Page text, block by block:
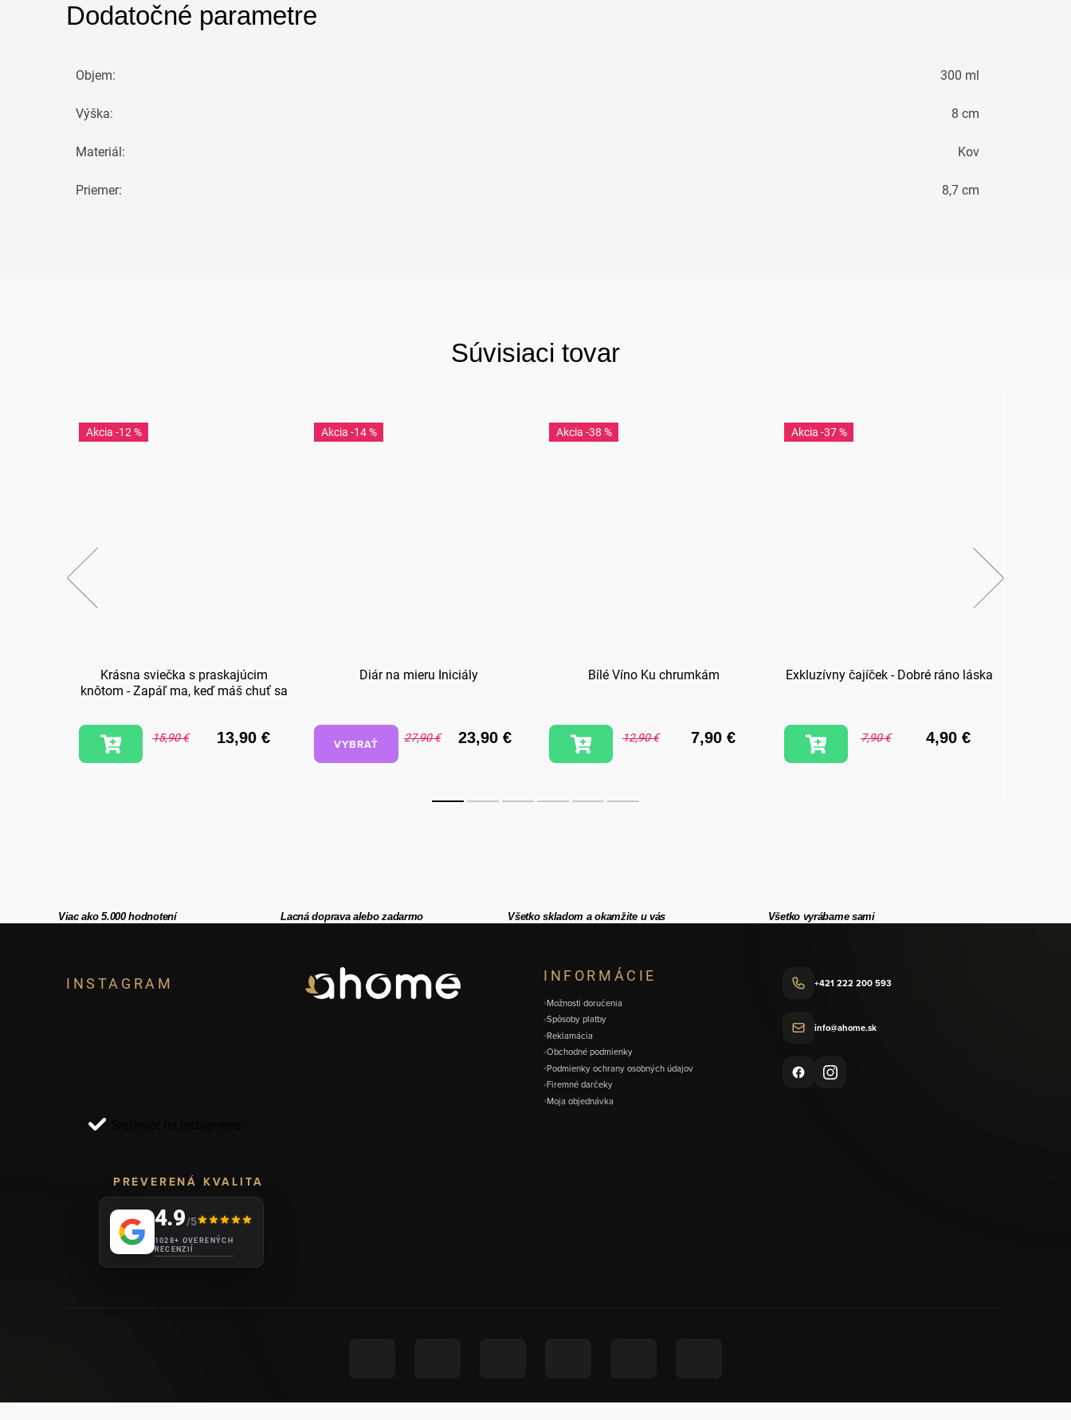
Dodatočné parametre
Objem: 300 ml
Výška: 8 cm
Materiál: Kov
Priemer: 8,7 cm
Súvisiaci tovar
-12 %
Krásna sviečka s praskajúcim
knôtom - Zapáľ ma, keď máš chuť sa
15,90 € 13,90 €
-14 %
Diár na mieru Iniciály
27,90 € 23,90 €
VYBRAŤ
-38 %
Bílé Víno Ku chrumkám
12,90 € 7,90 €
-37 %
Exkluzívny čajíček - Dobré ráno láska
7,90 € 4,90 €
Viac ako 5.000 hodnotení Lacná doprava alebo zadarmo Všetko skladom a okamžite u vás Všetko vyrábame sami
INSTAGRAM INFORMÁCIE
Možnosti doručenia
Spôsoby platby
Reklamácia
Obchodné podmienky
Podmienky ochrany osobných údajov
Firemné darčeky
Moja objednávka
+421 222 200 593
info@ahome.sk
PREVERENÁ KVALITA
4.9/5
1028+ OVERENÝCH
RECENZIÍ